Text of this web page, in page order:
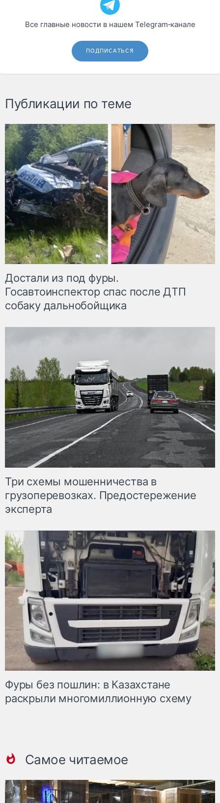
Все главные новости в нашем Telegram‑канале
ПОДПИСАТЬСЯ
Публикации по теме
Достали из под фуры.
Госавтоинспектор спас после ДТП
собаку дальнобойщика
Три схемы мошенничества в
грузоперевозках. Предостережение
эксперта
Фуры без пошлин: в Казахстане
раскрыли многомиллионную схему
Самое читаемое